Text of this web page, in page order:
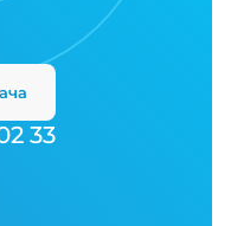
33